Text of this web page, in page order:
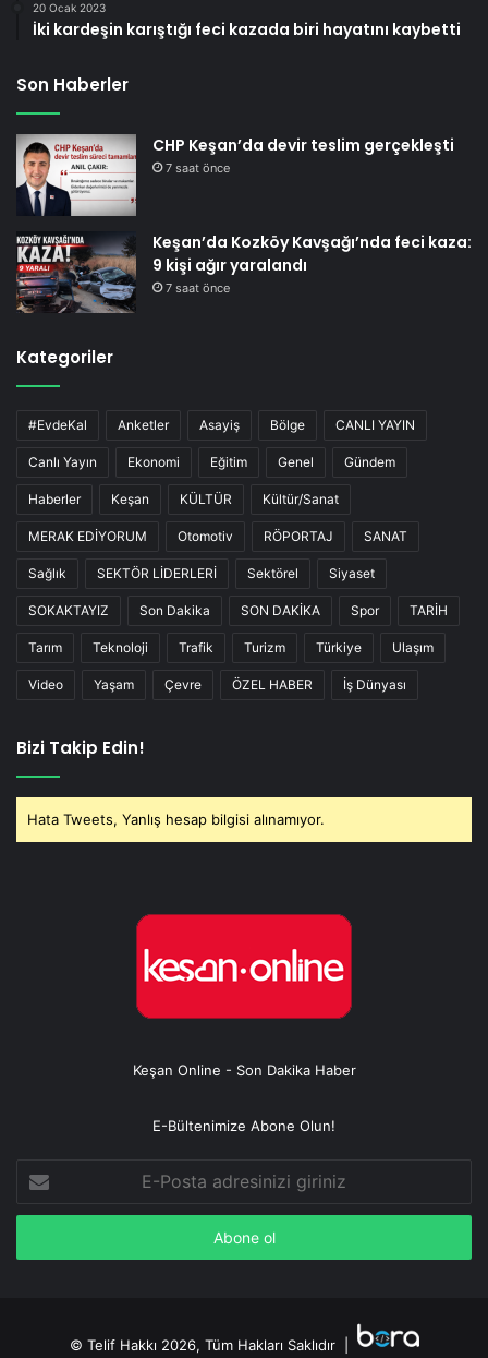
20 Ocak 2023
İki kardeşin karıştığı feci kazada biri hayatını kaybetti
Son Haberler
CHP Keşan’da devir teslim gerçekleşti
7 saat önce
Keşan’da Kozköy Kavşağı’nda feci kaza:
9 kişi ağır yaralandı
7 saat önce
Kategoriler
#EvdeKal Anketler Asayiş Bölge CANLI YAYIN
Canlı Yayın Ekonomi Eğitim Genel Gündem
Haberler Keşan KÜLTÜR Kültür/Sanat
MERAK EDİYORUM Otomotiv RÖPORTAJ SANAT
Sağlık SEKTÖR LİDERLERİ Sektörel Siyaset
SOKAKTAYIZ Son Dakika SON DAKİKA Spor TARİH
Tarım Teknoloji Trafik Turizm Türkiye Ulaşım
Video Yaşam Çevre ÖZEL HABER İş Dünyası
Bizi Takip Edin!
Hata Tweets, Yanlış hesap bilgisi alınamıyor.
Keşan Online - Son Dakika Haber
E-Bültenimize Abone Olun!
Posta
adresinizi
© Telif Hakkı 2026, Tüm Hakları Saklıdır |